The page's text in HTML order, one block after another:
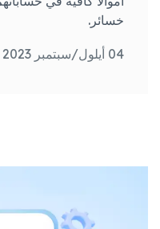
04 أيلول/سبتمبر 2023
خسائر.